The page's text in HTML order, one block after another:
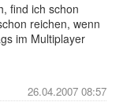
find ich schon
reichen, wenn
im Multiplayer
26.04.2007 08:57